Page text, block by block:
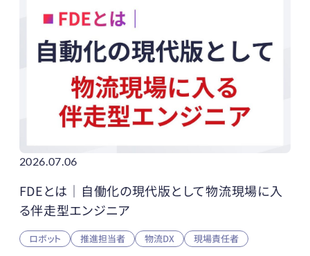
2026.07.06
FDEとは｜自働化の現代版として物流現場に入
る伴走型エンジニア
ロボット 推進担当者 物流DX 現場責任者